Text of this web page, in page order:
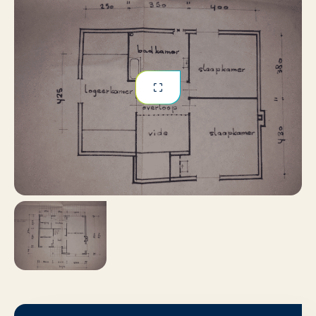
goede bereikbaarheid via de N260 en A58.
Ruim perceel van circa 1.408 m² in rustige en groene
omgeving
3 slaapkamers en een werkkamer
Volledig gestoffeerd
Dubbel glas en houten kozijnen
Huisdieren en binnenshuis roken zijn niet toegestaan
Enkele kasten behoren bij de woonruimte en mogen
door de huurder gebruikt worden tijdens de
huurperiode.
De huurperiode is voor maximaal 24 maanden. De
Huisdieren toegestaan Nee